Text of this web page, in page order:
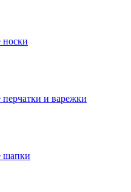
и варежки
шапки